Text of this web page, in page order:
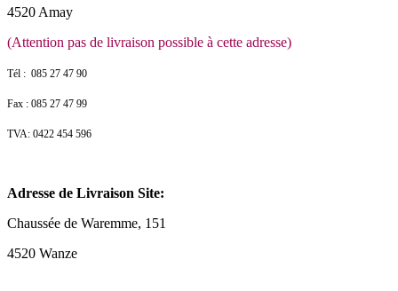
4520 Amay
(Attention pas de livraison possible à cette adresse)
Tél : 085 27 47 90
Fax : 085 27 47 99
TVA: 0422 454 596
Adresse de Livraison Site:
Chaussée de Waremme, 151
4520 Wanze